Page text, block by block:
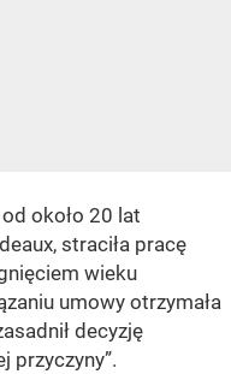
około 20 lat
straciła pracę
wieku
umowy otrzymała
decyzję
przyczyny”.